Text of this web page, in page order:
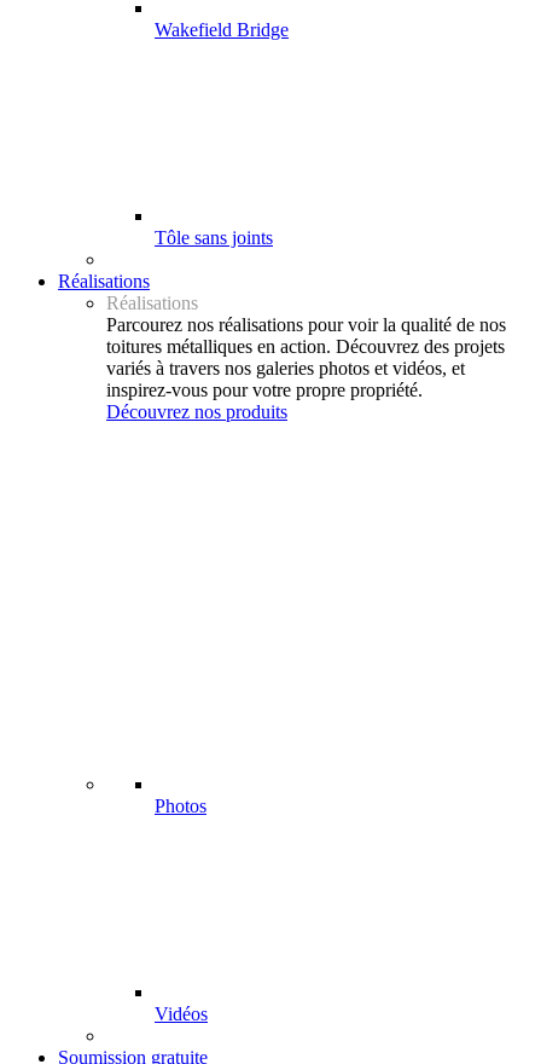
Wakefield Bridge
Tôle sans joints
Réalisations
Réalisations
Parcourez nos réalisations pour voir la qualité de nos
toitures métalliques en action. Découvrez des projets
variés à travers nos galeries photos et vidéos, et
inspirez-vous pour votre propre propriété.
Découvrez nos produits
Photos
Vidéos
Soumission gratuite